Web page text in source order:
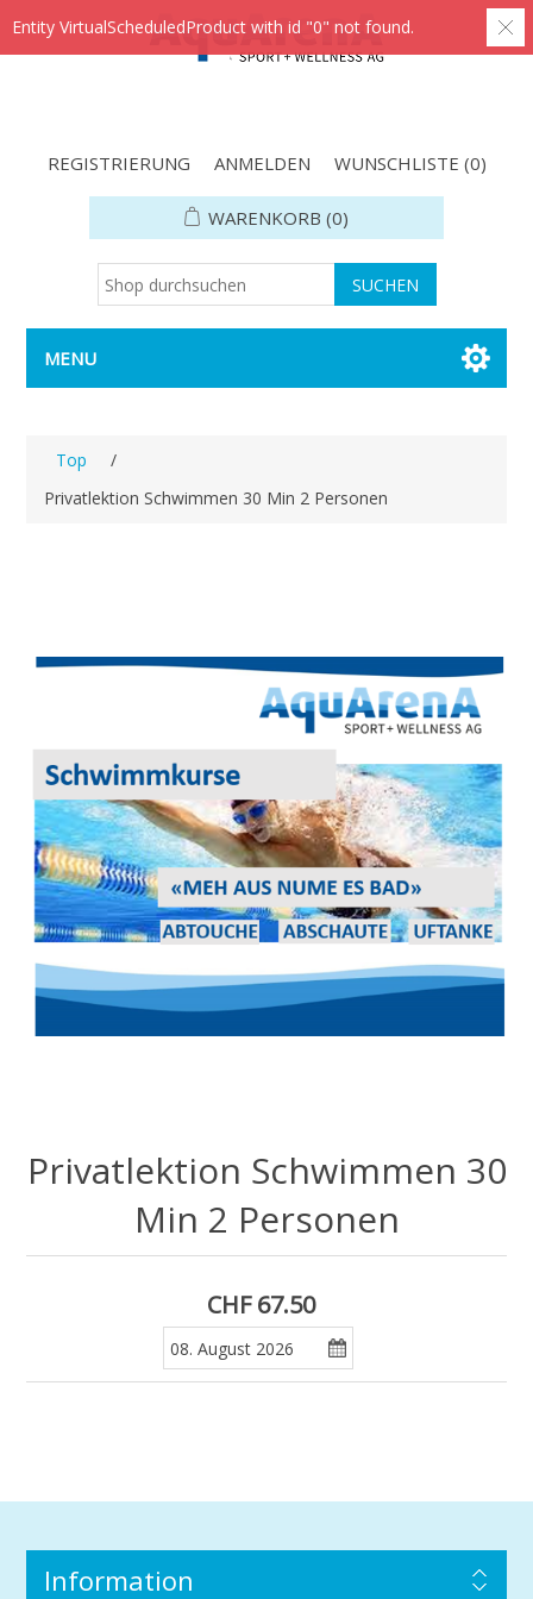
Entity VirtualScheduledProduct with id "0" not found.
REGISTRIERUNG ANMELDEN WUNSCHLISTE (0)
WARENKORB (0)
MENU
Top
/
Privatlektion Schwimmen 30 Min 2 Personen
Privatlektion Schwimmen 30
Min 2 Personen
CHF 67.50
Information